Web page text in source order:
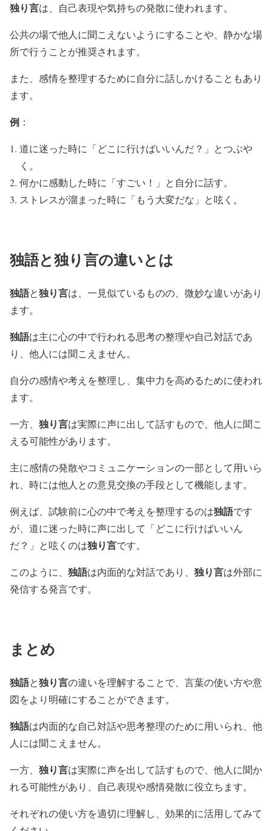
独り言は、自己表現や気持ちの発散に使われます。
公共の場で他人に聞こえないようにすることや、静かな場
所で行うことが推奨されます。
また、感情を整理するために自分に話しかけることもあり
ます。
例 ：
道に迷った時に「どこに行けばいいんだ？」とつぶや
く。
何かに感動した時に「すごい！」と自分に話す。
ストレスが溜まった時に「もう大変だな」と呟く。
独語と独り言の違いとは
独語と独り言は、一見似ているものの、微妙な違いがあり
ます。
独語は主に心の中で行われる思考の整理や自己対話であ
り、他人には聞こえません。
自分の感情や考えを整理し、集中力を高めるために使われ
ます。
一方、 独り言は実際に声に出して話すもので、他人に聞こ
える可能性があります。
主に感情の発散やコミュニケーションの一部として用いら
れ、時には他人との意見交換の手段として機能します。
例えば、試験前に心の中で考えを整理するのは独語です
が、道に迷った時に声に出して「どこに行けばいいん
だ？」と呟くのは独り言です。
このように、 独語は内面的な対話であり、 独り言は外部に
発信する発言です。
まとめ
独語と独り言の違いを理解することで、言葉の使い方や意
図をより明確にすることができます。
独語は内面的な自己対話や思考整理のために用いられ、他
人には聞こえません。
一方、 独り言は実際に声を出して話すもので、他人に聞か
れる可能性があり、自己表現や感情発散に役立ちます。
それぞれの使い方を適切に理解し、効果的に活用してみて